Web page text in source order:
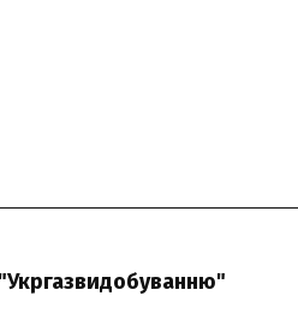
"Укргазвидобуванню"